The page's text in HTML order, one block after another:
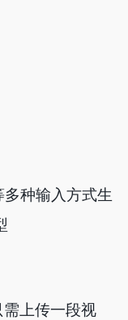
种输入方式生
需上传一段视